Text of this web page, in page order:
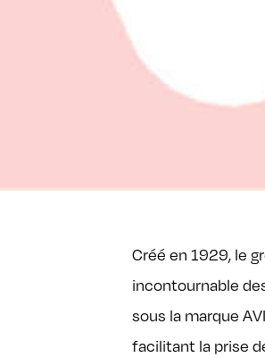
Créé en 1929, le
incontournable
sous la marque
facilitant la prise